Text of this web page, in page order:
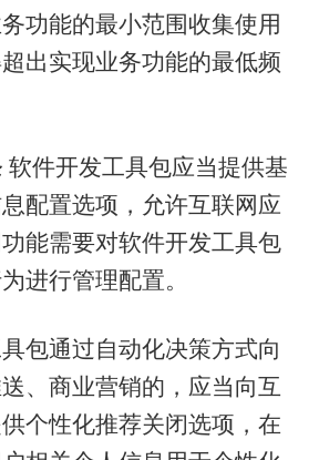
功能的最小范围收集使用
出实现业务功能的最低频
软件开发工具包应当提供基
配置选项，允许互联网应
能需要对软件开发工具包
进行管理配置。
通过自动化决策方式向
、商业营销的，应当向互
个性化推荐关闭选项，在